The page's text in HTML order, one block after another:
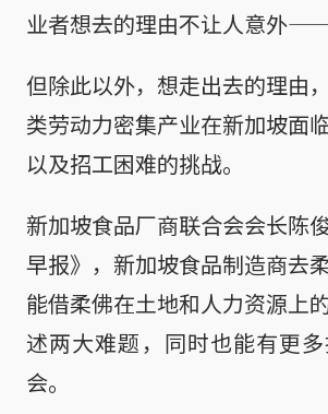
业者想去的理由不让人意外
但除此以外，想走出去的理由
类劳动力密集产业在新加坡面
以及招工困难的挑战。
新加坡食品厂商联合会会长陈
早报》，新加坡食品制造商去
能借柔佛在土地和人力资源上
述两大难题，同时也能有更
会。